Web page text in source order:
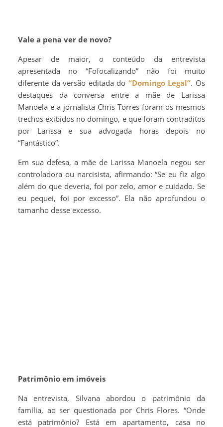
Vale a pena ver de novo?
Apesar de maior, o conteúdo da entrevista
apresentada no “Fofocalizando” não foi muito
diferente da versão editada do “Domingo Legal”. Os
destaques da conversa entre a mãe de Larissa
Manoela e a jornalista Chris Torres foram os mesmos
trechos exibidos no domingo, e que foram contraditos
por Larissa e sua advogada horas depois no
“Fantástico”.
Em sua defesa, a mãe de Larissa Manoela negou ser
controladora ou narcisista, afirmando: “Se eu fiz algo
além do que deveria, foi por zelo, amor e cuidado. Se
eu pequei, foi por excesso”. Ela não aprofundou o
tamanho desse excesso.
Patrimônio em imóveis
Na entrevista, Silvana abordou o patrimônio da
família, ao ser questionada por Chris Flores. “Onde
está patrimônio? Está em apartamento, casa no